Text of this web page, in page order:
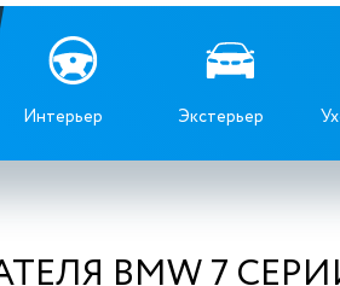
Интерьер Экстерьер
BMW 7